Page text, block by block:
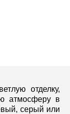
отделку,
атмосферу в
серый или